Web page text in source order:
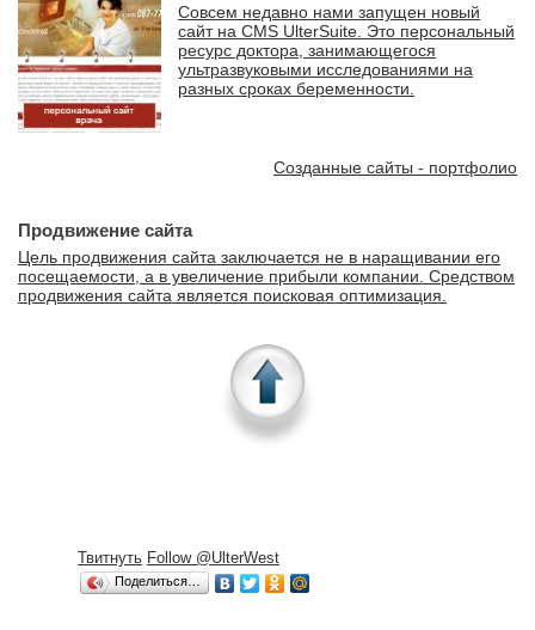
Твитнуть Follow @UlterWest
Поделиться…
Совсем недавно нами запущен новый
сайт на CMS UlterSuite. Это персональный
ресурс доктора, занимающегося
ультразвуковыми исследованиями на
разных сроках беременности.
Созданные сайты - портфолио
Продвижение сайта
Цель продвижения сайта заключается не в наращивании его
посещаемости, а в увеличение прибыли компании. Средством
продвижения сайта является поисковая оптимизация.